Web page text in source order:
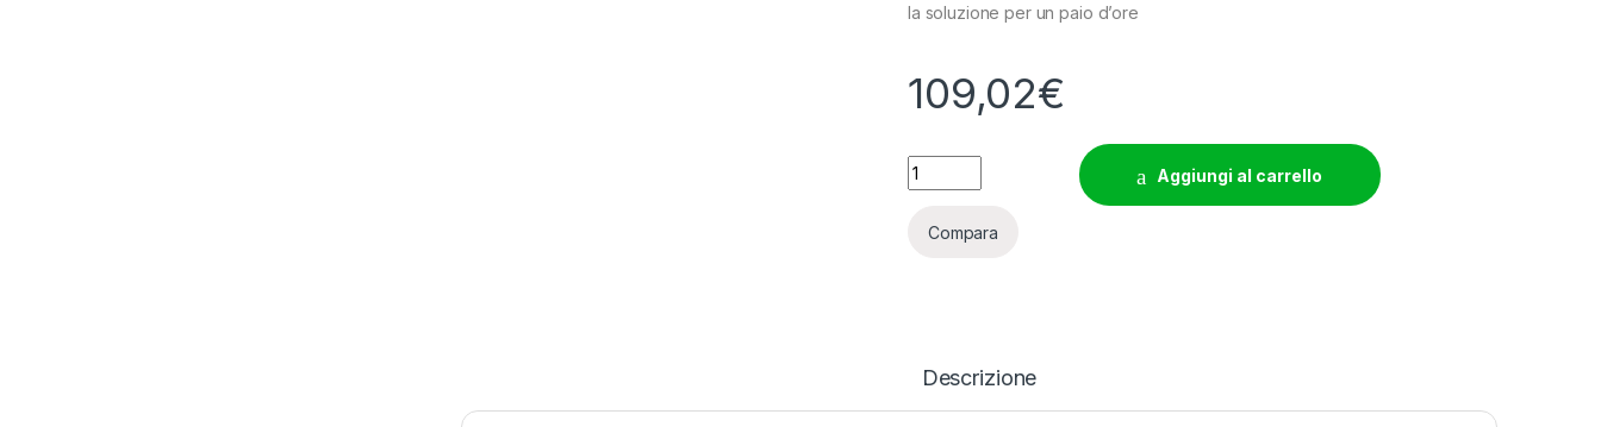
la soluzione per un paio d’ore
109,02€
CANNA AQUA VEGA A+B 2X - 10L quantity
Aggiungi al carrello
Compara
Descrizione